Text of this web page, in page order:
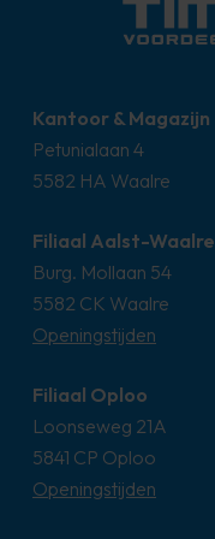
Kantoor & Magazijn
Petunialaan 4
5582 HA Waalre
Filiaal Aalst-Waalre
Burg. Mollaan 54
5582 CK Waalre
Openingstijden
Filiaal Oploo
Loonseweg 21A
5841 CP Oploo
Openingstijden